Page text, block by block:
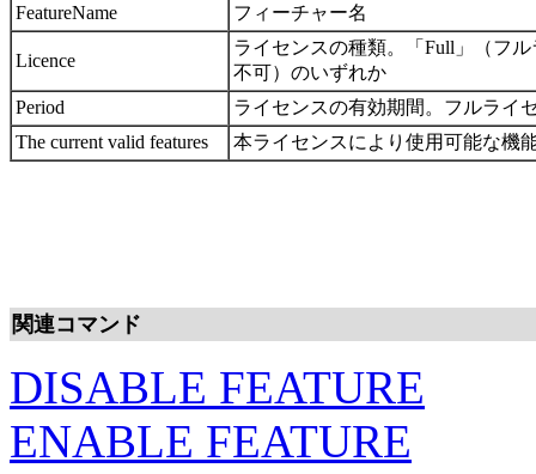
FeatureName
フィーチャー名
Licence
ライセンスの種類。「Full」（フ
不可）のいずれか
Period
ライセンスの有効期間。フルライ
The current valid features
本ライセンスにより使用可能な機
関連コマンド
DISABLE FEATURE
ENABLE FEATURE